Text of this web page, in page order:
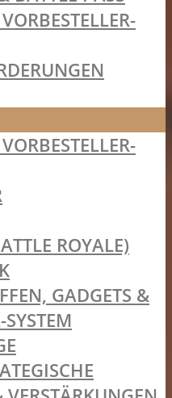
ROYALE)
GADGETS &